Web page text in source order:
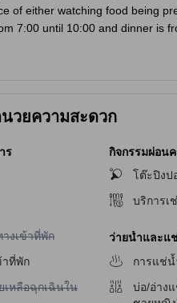
of either watching food being
7:00 until 10:00 and dinner is
วยความสะดวก
ร
วด ณ ทางเข้าที่พัก
งเข้าที่พัก
าที่พัก
วามช่วยเหลือฉุกเฉินในห้องพัก
หลือฉุกเฉินใน
กิจกรรมผ่อน
โต๊ะปิงป
บริการเ
ว่ายน้ำและแ
การแช่
บ่อ/อ่าง